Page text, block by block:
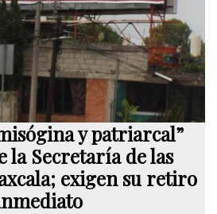
y patriarcal”
la Secretaría de las
exigen su retiro